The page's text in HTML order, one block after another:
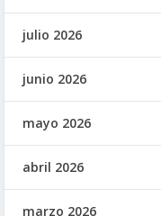
julio 2026
junio 2026
mayo 2026
abril 2026
marzo 2026